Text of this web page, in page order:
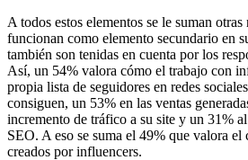
A todos estos elementos se le suman
funcionan como elemento secundario en
también son tenidas en cuenta por los
Así, un 54% valora cómo el trabajo con
propia lista de seguidores en redes
consiguen, un 53% en las ventas
incremento de tráfico a su site y un 31%
SEO. A eso se suma el 49% que valora el
creados por influencers.